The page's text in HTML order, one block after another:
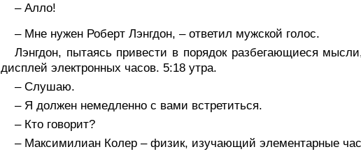
– Алло!
– Мне нужен Роберт Лэнгдон, – ответил мужской голос.
Лэнгдон, пытаясь привести в порядок разбегающиеся
дисплей электронных часов. 5:18 утра.
– Слушаю.
– Я должен немедленно с вами встретиться.
– Кто говорит?
– Максимилиан Колер – физик, изучающий элементарные